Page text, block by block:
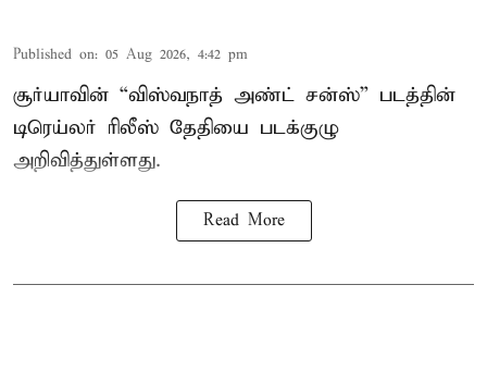
Published on: 05 Aug 2026, 4:42 pm
சூர்யாவின் “விஸ்வநாத் அண்ட் சன்ஸ்” படத்தின்
டிரெய்லர் ரிலீஸ் தேதியை படக்குழு
அறிவித்துள்ளது.
Read More